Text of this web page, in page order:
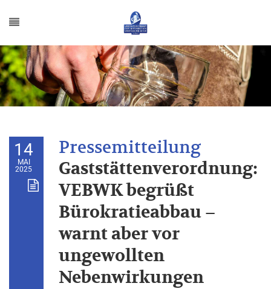
14
MAI
2025
Gaststättenverordnung:
VEBWK begrüßt
Bürokratieabbau –
warnt aber vor
ungewollten
Nebenwirkungen